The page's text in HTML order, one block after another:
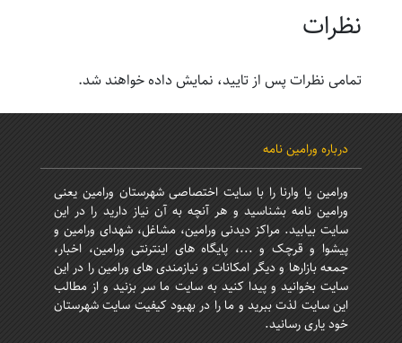
نظرات
تمامی نظرات پس از تایید، نمایش داده خواهند شد.
درباره ورامین نامه
ورامین یا وارنا را با سایت اختصاصی شهرستان ورامین یعنی
ورامین نامه بشناسید و هر آنچه به آن نیاز دارید را در این
سایت بیابید. مراکز دیدنی ورامین، مشاغل، شهدای ورامین و
پیشوا و قرچک و ...، پایگاه های اینترنتی ورامین، اخبار،
جمعه بازارها و دیگر امکانات و نیازمندی های ورامین را در این
سایت بخوانید و پیدا کنید به سایت ما سر بزنید و از مطالب
این سایت لذت ببرید و ما را در بهبود کیفیت سایت شهرستان
خود یاری رسانید.